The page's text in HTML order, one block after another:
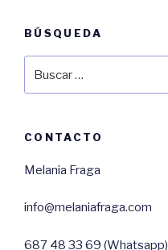
BÚSQUEDA
por:
CONTACTO
Melania Fraga
info@melaniafraga.com
687 48 33 69 (Whatsapp)